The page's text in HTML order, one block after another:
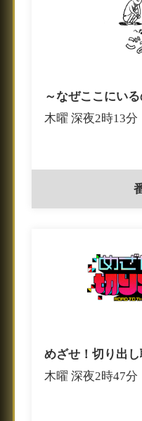
～なぜここにい
木曜 深夜2時13分
めざせ！切り出し
木曜 深夜2時47分